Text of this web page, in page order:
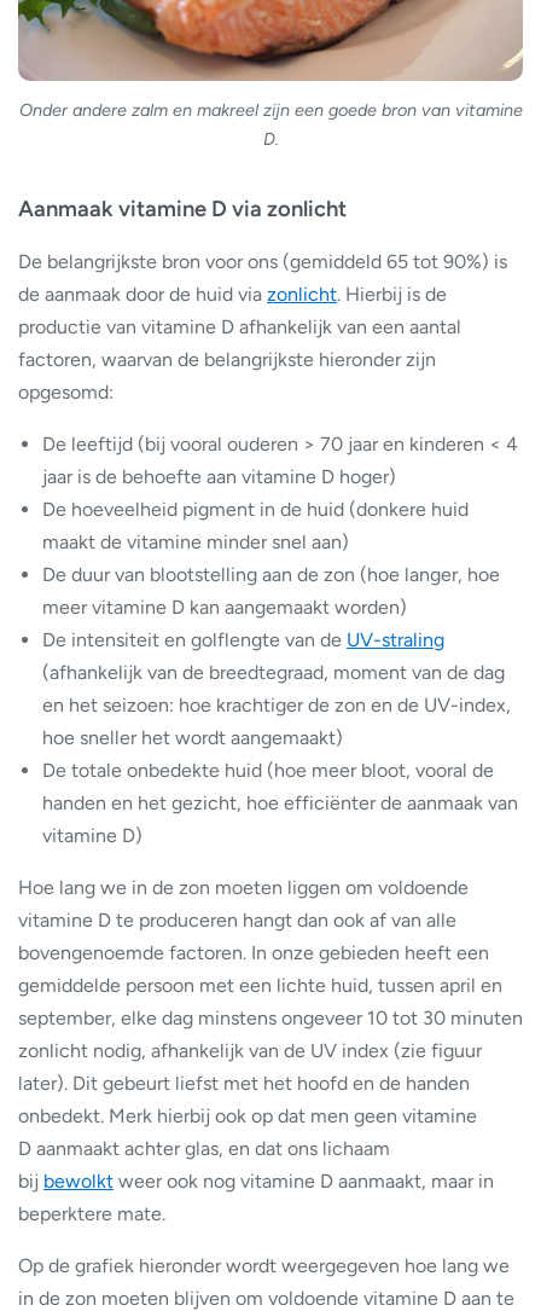
Onder andere zalm en makreel zijn een goede bron van vitamine
D.
Aanmaak vitamine D via zonlicht
De belangrijkste bron voor ons (gemiddeld 65 tot 90%) is
de aanmaak door de huid via zonlicht. Hierbij is de
productie van vitamine D afhankelijk van een aantal
factoren, waarvan de belangrijkste hieronder zijn
opgesomd:
De leeftijd (bij vooral ouderen > 70 jaar en kinderen < 4
jaar is de behoefte aan vitamine D hoger)
De hoeveelheid pigment in de huid (donkere huid
maakt de vitamine minder snel aan)
De duur van blootstelling aan de zon (hoe langer, hoe
meer vitamine D kan aangemaakt worden)
De intensiteit en golflengte van de UV-straling
(afhankelijk van de breedtegraad, moment van de dag
en het seizoen: hoe krachtiger de zon en de UV-index,
hoe sneller het wordt aangemaakt)
De totale onbedekte huid (hoe meer bloot, vooral de
handen en het gezicht, hoe efficiënter de aanmaak van
vitamine D)
Hoe lang we in de zon moeten liggen om voldoende
vitamine D te produceren hangt dan ook af van alle
bovengenoemde factoren. In onze gebieden heeft een
gemiddelde persoon met een lichte huid, tussen april en
september, elke dag minstens ongeveer 10 tot 30 minuten
zonlicht nodig, afhankelijk van de UV index (zie figuur
later). Dit gebeurt liefst met het hoofd en de handen
onbedekt. Merk hierbij ook op dat men geen vitamine
D aanmaakt achter glas, en dat ons lichaam
bij bewolkt weer ook nog vitamine D aanmaakt, maar in
beperktere mate.
Op de grafiek hieronder wordt weergegeven hoe lang we
in de zon moeten blijven om voldoende vitamine D aan te